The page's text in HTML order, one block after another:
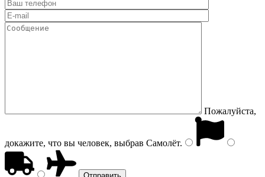
Пожалуйста,
докажите, что вы человек, выбрав Самолёт.